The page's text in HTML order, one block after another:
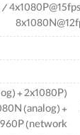
+ 2x1080P
(analog) +
(network